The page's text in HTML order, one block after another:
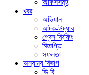
অফিসসমূহ
খবর
অভিযান
আটক-উদ্ধার
প্রেস ব্রিফিং
বিজ্ঞপ্তি
সফলতা
অন্যান্য বিভাগ
ডি বি